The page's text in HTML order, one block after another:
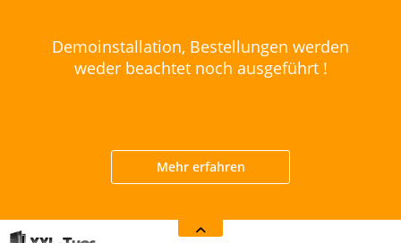
Demoinstallation, Bestellungen werden
weder beachtet noch ausgeführt !
Mehr erfahren